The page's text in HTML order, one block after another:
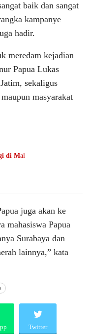
baik dan sangat
kampanye
hadir.
meredam kejadian
Papua Lukas
sekaligus
masyarakat
di Mal
juga akan ke
mahasiswa Papua
Surabaya dan
lainnya,” kata
Twitter